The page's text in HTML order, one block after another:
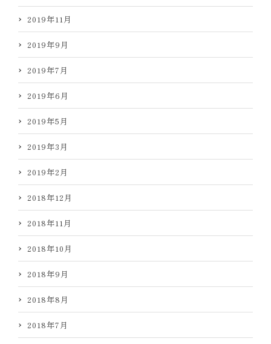
2019年11月
2019年9月
2019年7月
2019年6月
2019年5月
2019年3月
2019年2月
2018年12月
2018年11月
2018年10月
2018年9月
2018年8月
2018年7月